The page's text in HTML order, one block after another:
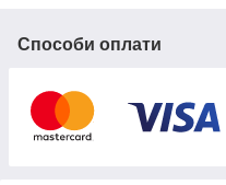
асортиментом, яскраво
фанатиками якого ми є.
Гнучкість у
стандартних параметрів
Способи оплати